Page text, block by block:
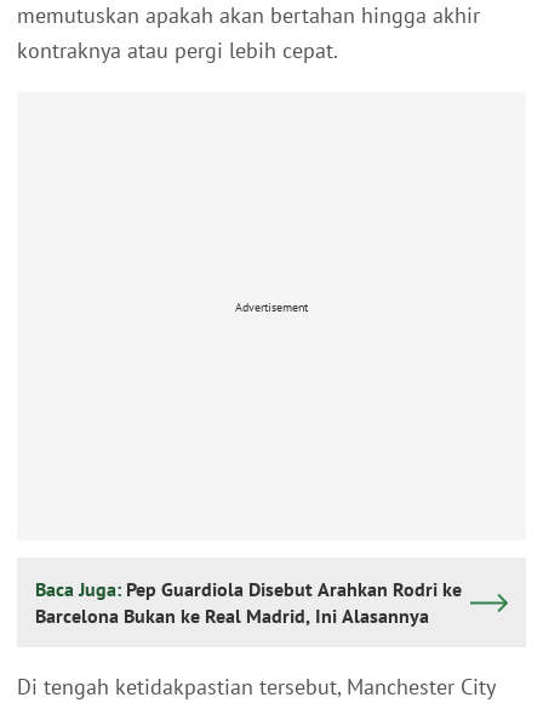
memutuskan apakah akan bertahan hingga akhir
kontraknya atau pergi lebih cepat.
Advertisement
Baca Juga: Pep Guardiola Disebut Arahkan Rodri ke
Barcelona Bukan ke Real Madrid, Ini Alasannya
Di tengah ketidakpastian tersebut, Manchester City